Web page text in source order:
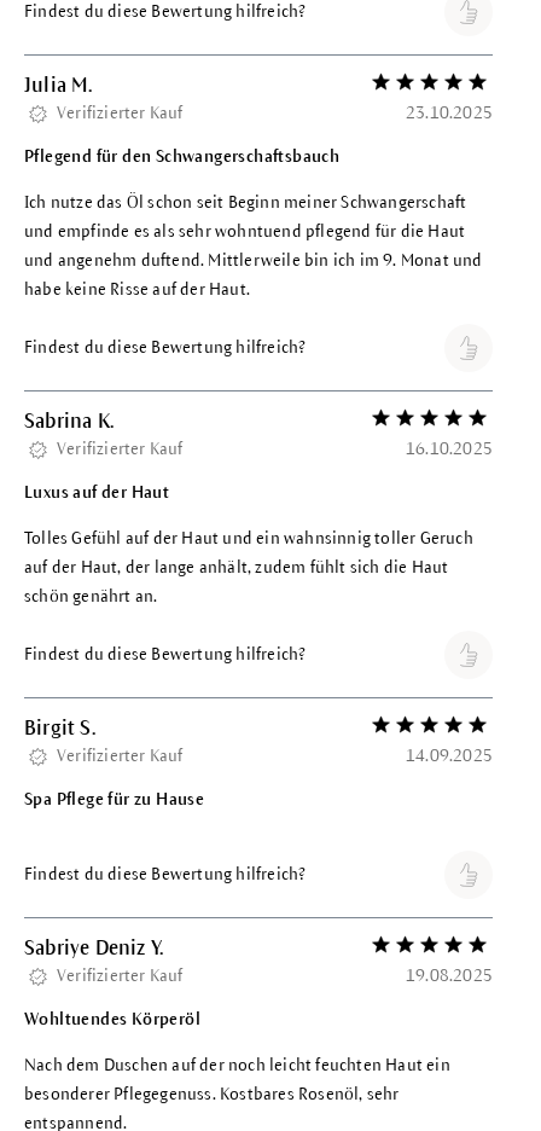
Findest du diese Bewertung hilfreich?
Julia M. Bewertung mit 5
Verifizierter Kauf 23.10.2025
Pflegend für den Schwangerschaftsbauch
Ich nutze das Öl schon seit Beginn meiner Schwangerschaft
und empfinde es als sehr wohntuend pflegend für die Haut
und angenehm duftend. Mittlerweile bin ich im 9. Monat und
habe keine Risse auf der Haut.
Findest du diese Bewertung hilfreich?
Sabrina K. Bewertung mit 5
Verifizierter Kauf 16.10.2025
Luxus auf der Haut
Tolles Gefühl auf der Haut und ein wahnsinnig toller Geruch
auf der Haut, der lange anhält, zudem fühlt sich die Haut
schön genährt an.
Findest du diese Bewertung hilfreich?
Birgit S. Bewertung mit 5
Verifizierter Kauf 14.09.2025
Spa Pflege für zu Hause
Findest du diese Bewertung hilfreich?
Sabriye Deniz Y. Bewertung mit 5
Verifizierter Kauf 19.08.2025
Wohltuendes Körperöl
Nach dem Duschen auf der noch leicht feuchten Haut ein
besonderer Pflegegenuss. Kostbares Rosenöl, sehr
entspannend.